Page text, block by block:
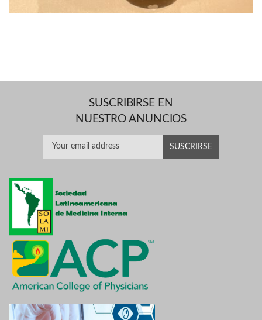
SUSCRIBIRSE EN
NUESTRO ANUNCIOS